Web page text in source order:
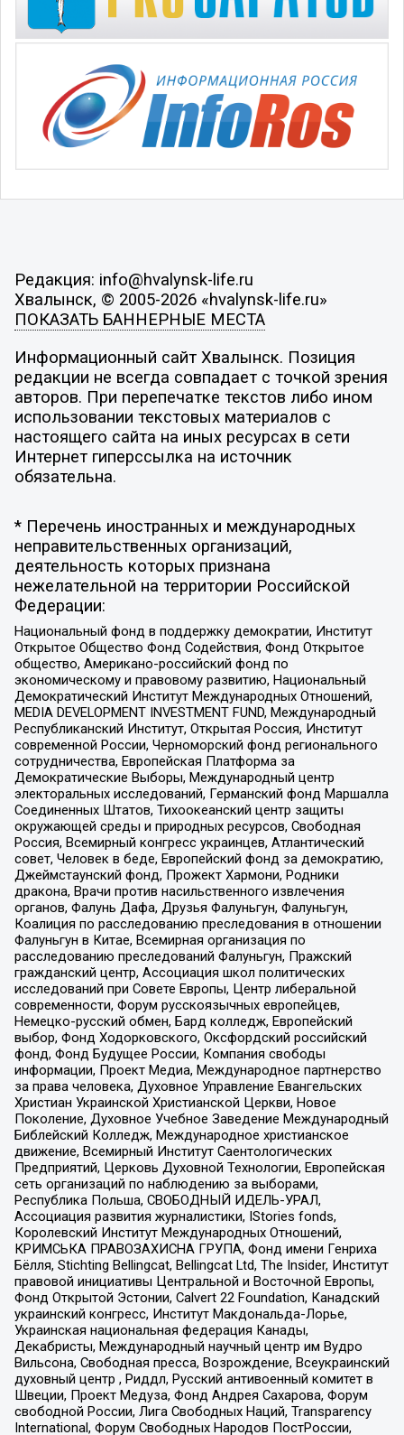
Редакция: info@hvalynsk-life.ru
Хвалынск, © 2005-2026 «hvalynsk-life.ru»
ПОКАЗАТЬ БАННЕРНЫЕ МЕСТА
Информационный сайт Хвалынск. Позиция
редакции не всегда совпадает с точкой зрения
авторов. При перепечатке текстов либо ином
использовании текстовых материалов с
настоящего сайта на иных ресурсах в сети
Интернет гиперссылка на источник
обязательна.
* Перечень иностранных и международных
неправительственных организаций,
деятельность которых признана
нежелательной на территории Российской
Федерации:
Национальный фонд в поддержку демократии, Институт
Открытое Общество Фонд Содействия, Фонд Открытое
общество, Американо-российский фонд по
экономическому и правовому развитию, Национальный
Демократический Институт Международных Отношений,
MEDIA DEVELOPMENT INVESTMENT FUND, Международный
Республиканский Институт, Открытая Россия, Институт
современной России, Черноморский фонд регионального
сотрудничества, Европейская Платформа за
Демократические Выборы, Международный центр
электоральных исследований, Германский фонд Маршалла
Соединенных Штатов, Тихоокеанский центр защиты
окружающей среды и природных ресурсов, Свободная
Россия, Всемирный конгресс украинцев, Атлантический
совет, Человек в беде, Европейский фонд за демократию,
Джеймстаунский фонд, Прожект Хармони, Родники
дракона, Врачи против насильственного извлечения
органов, Фалунь Дафа, Друзья Фалуньгун, Фалуньгун,
Коалиция по расследованию преследования в отношении
Фалуньгун в Китае, Всемирная организация по
расследованию преследований Фалуньгун, Пражский
гражданский центр, Ассоциация школ политических
исследований при Совете Европы, Центр либеральной
современности, Форум русскоязычных европейцев,
Немецко-русский обмен, Бард колледж, Европейский
выбор, Фонд Ходорковского, Оксфордский российский
фонд, Фонд Будущее России, Компания свободы
информации, Проект Медиа, Международное партнерство
за права человека, Духовное Управление Евангельских
Христиан Украинской Христианской Церкви, Новое
Поколение, Духовное Учебное Заведение Международный
Библейский Колледж, Международное христианское
движение, Всемирный Институт Саентологических
Предприятий, Церковь Духовной Технологии, Европейская
сеть организаций по наблюдению за выборами,
Республика Польша, СВОБОДНЫЙ ИДЕЛЬ-УРАЛ,
Ассоциация развития журналистики, IStories fonds,
Королевский Институт Международных Отношений,
КРИМСЬКА ПРАВОЗАХИСНА ГРУПА, Фонд имени Генриха
Бёлля, Stichting Bellingcat, Bellingcat Ltd, The Insider, Институт
правовой инициативы Центральной и Восточной Европы,
Фонд Открытой Эстонии, Calvert 22 Foundation, Канадский
украинский конгресс, Институт Макдональда-Лорье,
Украинская национальная федерация Канады,
Декабристы, Международный научный центр им Вудро
Вильсона, Свободная пресса, Возрождение, Всеукраинский
духовный центр , Риддл, Русский антивоенный комитет в
Швеции, Проект Медуза, Фонд Андрея Сахарова, Форум
свободной России, Лига Свободных Наций, Transparеncy
International, Форум Свободных Народов ПостРоссии,